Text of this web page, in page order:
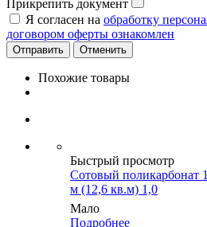
Прикрепить документ
Я согласен на обработку
договором оферты ознакомлен
Отменить
Похожие товары
Быстрый просмотр
Сотовый поликарбонат
м (12,6 кв.м) 1,0
Мало
Подробнее